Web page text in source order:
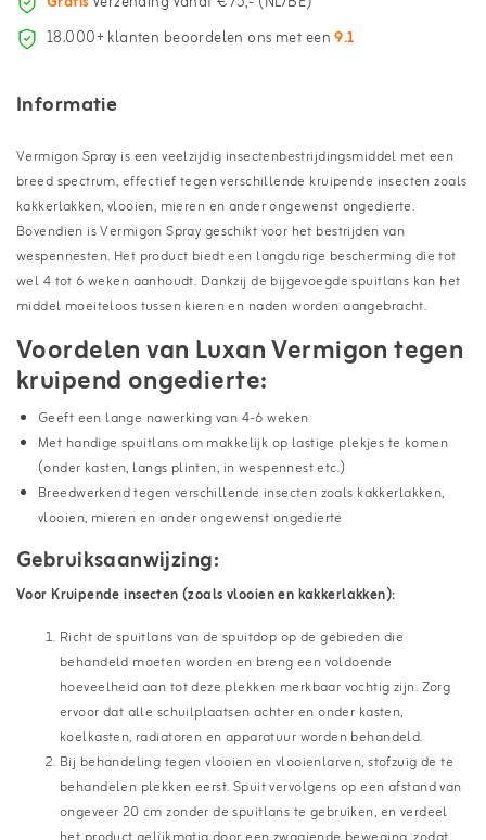
18.000+ klanten beoordelen ons met een9.1
Informatie
Vermigon Spray is een veelzijdig insectenbestrijdingsmiddel met een
breed spectrum, effectief tegen verschillende kruipende insecten zoals
kakkerlakken, vlooien, mieren en ander ongewenst ongedierte.
Bovendien is Vermigon Spray geschikt voor het bestrijden van
wespennesten. Het product biedt een langdurige bescherming die tot
wel 4 tot 6 weken aanhoudt. Dankzij de bijgevoegde spuitlans kan het
middel moeiteloos tussen kieren en naden worden aangebracht.
Voordelen van Luxan Vermigon tegen
kruipend ongedierte:
Geeft een lange nawerking van 4-6 weken
Met handige spuitlans om makkelijk op lastige plekjes te komen
(onder kasten, langs plinten, in wespennest etc.)
Breedwerkend tegen verschillende insecten zoals kakkerlakken,
vlooien, mieren en ander ongewenst ongedierte
Gebruiksaanwijzing:
Voor Kruipende insecten (zoals vlooien en kakkerlakken):
Richt de spuitlans van de spuitdop op de gebieden die
behandeld moeten worden en breng een voldoende
hoeveelheid aan tot deze plekken merkbaar vochtig zijn. Zorg
ervoor dat alle schuilplaatsen achter en onder kasten,
koelkasten, radiatoren en apparatuur worden behandeld.
Bij behandeling tegen vlooien en vlooienlarven, stofzuig de te
behandelen plekken eerst. Spuit vervolgens op een afstand van
ongeveer 20 cm zonder de spuitlans te gebruiken, en verdeel